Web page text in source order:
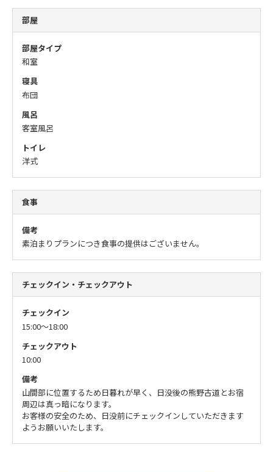
部屋
部屋タイプ
和室
寝具
布団
風呂
客室風呂
トイレ
洋式
食事
備考
素泊まりプランにつき食事の提供はございません。
チェックイン・チェックアウト
チェックイン
15:00～18:00
チェックアウト
10:00
備考
山間部に位置するため日暮れが早く、日没後の熊野古道とお宿
周辺は真っ暗になります。
お客様の安全のため、日没前にチェックインしていただきます
ようお願いいたします。